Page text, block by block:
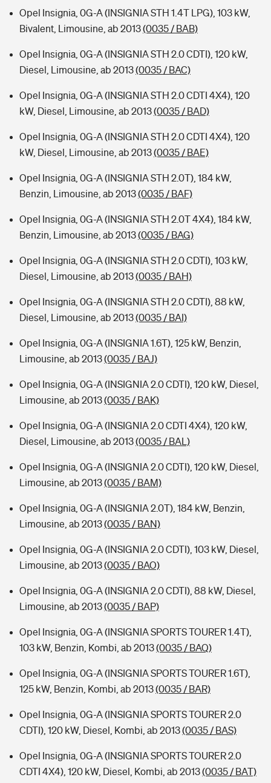
Opel Insignia, 0G-A (INSIGNIA STH 1.4T LPG), 103 kW,
Bivalent, Limousine, ab 2013(0035 / BAB)
Opel Insignia, 0G-A (INSIGNIA STH 2.0 CDTI), 120 kW,
Diesel, Limousine, ab 2013(0035 / BAC)
Opel Insignia, 0G-A (INSIGNIA STH 2.0 CDTI 4X4), 120
kW, Diesel, Limousine, ab 2013(0035 / BAD)
Opel Insignia, 0G-A (INSIGNIA STH 2.0 CDTI 4X4), 120
kW, Diesel, Limousine, ab 2013(0035 / BAE)
Opel Insignia, 0G-A (INSIGNIA STH 2.0T), 184 kW,
Benzin, Limousine, ab 2013(0035 / BAF)
Opel Insignia, 0G-A (INSIGNIA STH 2.0T 4X4), 184 kW,
Benzin, Limousine, ab 2013(0035 / BAG)
Opel Insignia, 0G-A (INSIGNIA STH 2.0 CDTI), 103 kW,
Diesel, Limousine, ab 2013(0035 / BAH)
Opel Insignia, 0G-A (INSIGNIA STH 2.0 CDTI), 88 kW,
Diesel, Limousine, ab 2013(0035 / BAI)
Opel Insignia, 0G-A (INSIGNIA 1.6T), 125 kW, Benzin,
Limousine, ab 2013(0035 / BAJ)
Opel Insignia, 0G-A (INSIGNIA 2.0 CDTI), 120 kW, Diesel,
Limousine, ab 2013(0035 / BAK)
Opel Insignia, 0G-A (INSIGNIA 2.0 CDTI 4X4), 120 kW,
Diesel, Limousine, ab 2013(0035 / BAL)
Opel Insignia, 0G-A (INSIGNIA 2.0 CDTI), 120 kW, Diesel,
Limousine, ab 2013(0035 / BAM)
Opel Insignia, 0G-A (INSIGNIA 2.0T), 184 kW, Benzin,
Limousine, ab 2013(0035 / BAN)
Opel Insignia, 0G-A (INSIGNIA 2.0 CDTI), 103 kW, Diesel,
Limousine, ab 2013(0035 / BAO)
Opel Insignia, 0G-A (INSIGNIA 2.0 CDTI), 88 kW, Diesel,
Limousine, ab 2013(0035 / BAP)
Opel Insignia, 0G-A (INSIGNIA SPORTS TOURER 1.4T),
103 kW, Benzin, Kombi, ab 2013(0035 / BAQ)
Opel Insignia, 0G-A (INSIGNIA SPORTS TOURER 1.6T),
125 kW, Benzin, Kombi, ab 2013(0035 / BAR)
Opel Insignia, 0G-A (INSIGNIA SPORTS TOURER 2.0
CDTI), 120 kW, Diesel, Kombi, ab 2013(0035 / BAS)
Opel Insignia, 0G-A (INSIGNIA SPORTS TOURER 2.0
CDTI 4X4), 120 kW, Diesel, Kombi, ab 2013(0035 / BAT)